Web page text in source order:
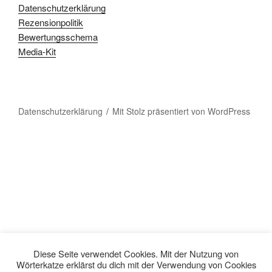
Datenschutzerklärung
Rezensionpolitik
Bewertungsschema
Media-Kit
Datenschutzerklärung Mit Stolz präsentiert von WordPress
Diese Seite verwendet Cookies. Mit der Nutzung von
Wörterkatze erklärst du dich mit der Verwendung von Cookies